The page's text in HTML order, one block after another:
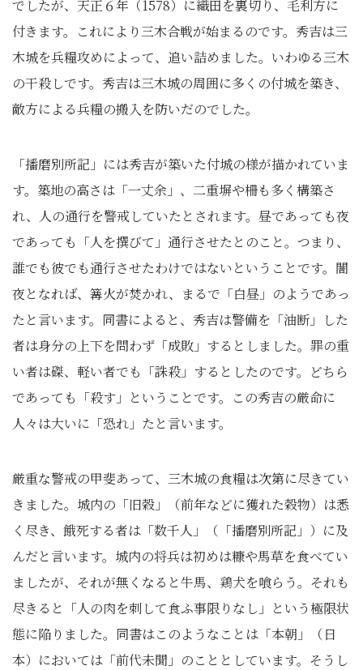
でしたが、天正６年（1578）に織田を裏切り、毛利方に
付きます。これにより三木合戦が始まるのです。秀吉は三
木城を兵糧攻めによって、追い詰めました。いわゆる三木
の干殺しです。秀吉は三木城の周囲に多くの付城を築き、
敵方による兵糧の搬入を防いだのでした。
「播磨別所記」には秀吉が築いた付城の様が描かれていま
す。築地の高さは「一丈余」、二重塀や柵も多く構築さ
れ、人の通行を警戒していたとされます。昼であっても夜
であっても「人を撰びて」通行させたとのこと。つまり、
誰でも彼でも通行させたわけではないということです。闇
夜となれば、篝火が焚かれ、まるで「白昼」のようであっ
たと言います。同書によると、秀吉は警備を「油断」した
者は身分の上下を問わず「成敗」するとしました。罪の重
い者は磔、軽い者でも「誅殺」するとしたのです。どちら
であっても「殺す」ということです。この秀吉の厳命に
人々は大いに「恐れ」たと言います。
厳重な警戒の甲斐あって、三木城の食糧は次第に尽きてい
きました。城内の「旧穀」（前年などに獲れた穀物）は悉
く尽き、餓死する者は「数千人」（「播磨別所記」）に及
んだと言います。城内の将兵は初めは糠や馬草を食べてい
ましたが、それが無くなると牛馬、鶏犬を喰らう。それも
尽きると「人の肉を刺して食ふ事限りなし」という極限状
態に陥りました。同書はこのようなことは「本朝」（日
本）においては「前代未聞」のこととしています。そうし